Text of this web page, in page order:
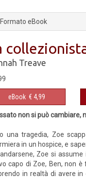
Formato eBook
Treave
eBook € 4,99
non si può
una tragedia, Zoe
in un hospice, e
Zoe si
capo di Zoe, Ben, non
in realtà di avere